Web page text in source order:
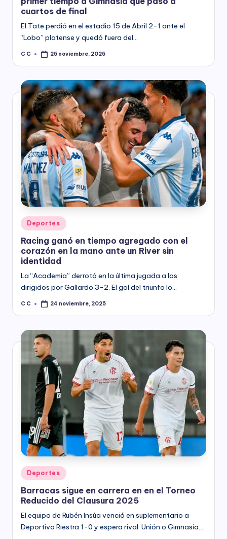
cuartos de final
El Tate perdió en el estadio 15 de Abril 2-1 ante el
“Lobo” platense y quedó fuera del…
Posted
C C 25 noviembre, 2025
Posted
in
Deportes
Racing ganó en tiempo agregado con el
corazón en la mano ante un River sin
identidad
La “Academia” derrotó en la última jugada a los
dirigidos por Gallardo 3-2. El gol del triunfo lo…
Posted
C C 24 noviembre, 2025
Posted
in
Deportes
Barracas sigue en carrera en en el Torneo
Reducido del Clausura 2025
El equipo de Rubén Insúa venció en suplementario a
Deportivo Riestra 1-0 y espera rival: Unión o Gimnasia…